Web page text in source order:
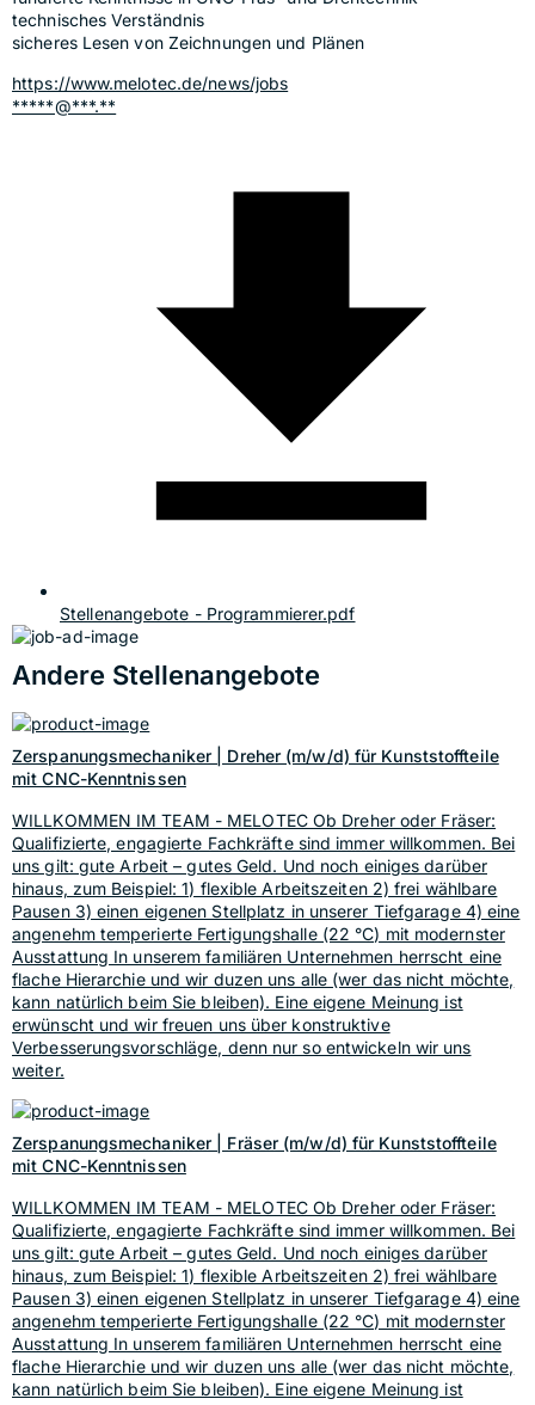
technisches Verständnis
sicheres Lesen von Zeichnungen und Plänen
https://www.melotec.de/news/jobs
*****@***.**
Stellenangebote - Programmierer.pdf
Andere Stellenangebote
Zerspanungsmechaniker | Dreher (m/w/d) für Kunststoffteile
mit CNC-Kenntnissen
WILLKOMMEN IM TEAM - MELOTEC Ob Dreher oder Fräser:
Qualifizierte, engagierte Fachkräfte sind immer willkommen. Bei
uns gilt: gute Arbeit – gutes Geld. Und noch einiges darüber
hinaus, zum Beispiel: 1) flexible Arbeitszeiten 2) frei wählbare
Pausen 3) einen eigenen Stellplatz in unserer Tiefgarage 4) eine
angenehm temperierte Fertigungshalle (22 °C) mit modernster
Ausstattung In unserem familiären Unternehmen herrscht eine
flache Hierarchie und wir duzen uns alle (wer das nicht möchte,
kann natürlich beim Sie bleiben). Eine eigene Meinung ist
erwünscht und wir freuen uns über konstruktive
Verbesserungsvorschläge, denn nur so entwickeln wir uns
weiter.
Zerspanungsmechaniker | Fräser (m/w/d) für Kunststoffteile
mit CNC-Kenntnissen
WILLKOMMEN IM TEAM - MELOTEC Ob Dreher oder Fräser:
Qualifizierte, engagierte Fachkräfte sind immer willkommen. Bei
uns gilt: gute Arbeit – gutes Geld. Und noch einiges darüber
hinaus, zum Beispiel: 1) flexible Arbeitszeiten 2) frei wählbare
Pausen 3) einen eigenen Stellplatz in unserer Tiefgarage 4) eine
angenehm temperierte Fertigungshalle (22 °C) mit modernster
Ausstattung In unserem familiären Unternehmen herrscht eine
flache Hierarchie und wir duzen uns alle (wer das nicht möchte,
kann natürlich beim Sie bleiben). Eine eigene Meinung ist